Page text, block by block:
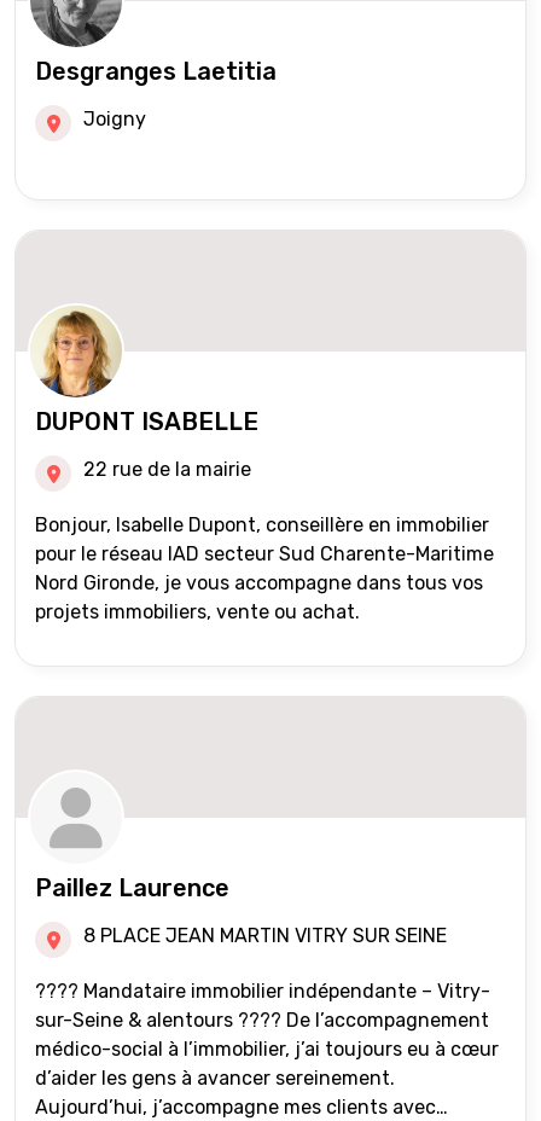
Desgranges Laetitia
Joigny
DUPONT ISABELLE
22 rue de la mairie
Bonjour, Isabelle Dupont, conseillère en immobilier
pour le réseau IAD secteur Sud Charente-Maritime
Nord Gironde, je vous accompagne dans tous vos
projets immobiliers, vente ou achat.
Paillez Laurence
8 PLACE JEAN MARTIN VITRY SUR SEINE
???? Mandataire immobilier indépendante – Vitry-
sur-Seine & alentours ???? De l’accompagnement
médico-social à l’immobilier, j’ai toujours eu à cœur
d’aider les gens à avancer sereinement.
Aujourd’hui, j’accompagne mes clients avec